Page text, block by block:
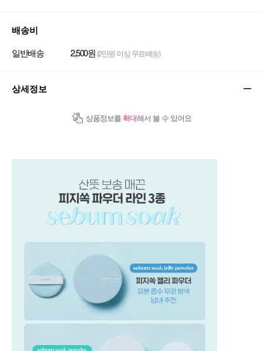
배송비
일반배송 2,500원 (2만원 이상 무료배송)
상세정보
상품정보를 확대해서 볼 수 있어요